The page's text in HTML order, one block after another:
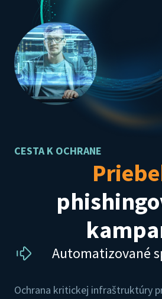
CESTA K OCHRANE
Automatizované
Ochrana kritickej infraštruktúry